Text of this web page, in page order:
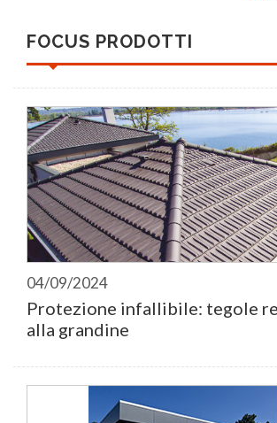
FOCUS PRODOTTI
04/09/2024
Protezione infallibile: tegole
alla grandine